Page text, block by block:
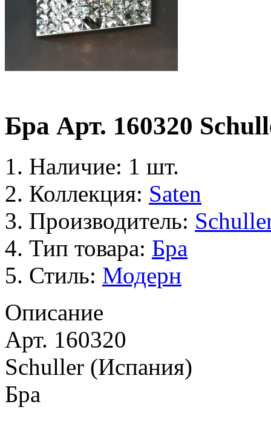
Бра Арт. 160320
Наличие: 1 шт.
Коллекция: Saten
Производитель:
Тип товара: Бра
Стиль: Модерн
Описание
Арт. 160320
Schuller (Испания)
Бра